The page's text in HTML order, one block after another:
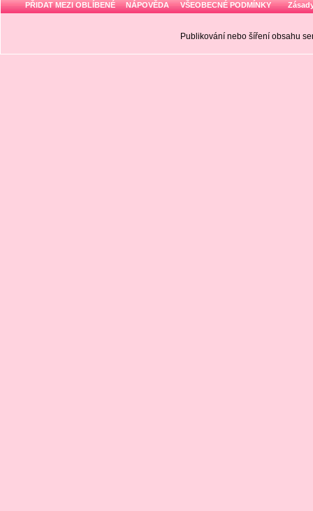
PŘIDAT MEZI OBLÍBENÉ NÁPOVĚDA VŠEOBECNÉ PODMÍNKY
Publikování nebo šíření obsahu